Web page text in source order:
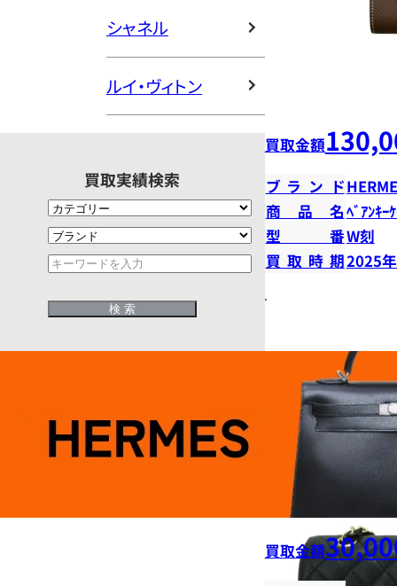
シャネル
ルイ・ヴィトン
買取実績検索
買取金額
ブランド
商品名ﾍﾞｱﾝｷｰ
型番W刻
買取時期2025
買取金額